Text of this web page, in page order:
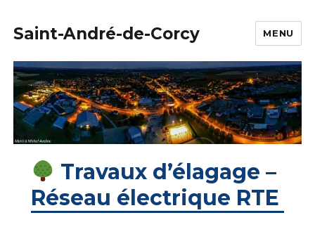
Saint-André-de-Corcy MENU
Travaux d’élagage –
Réseau électrique RTE